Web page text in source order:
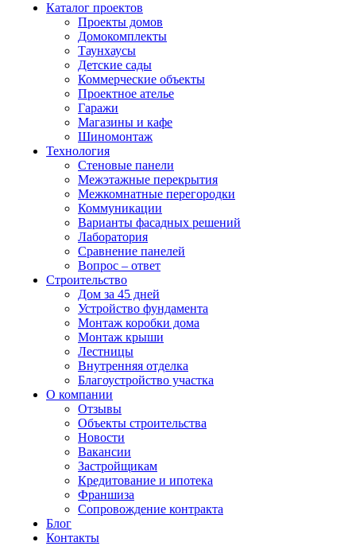
Каталог проектов
Проекты домов
Домокомплекты
Таунхаусы
Детские сады
Коммерческие объекты
Проектное ателье
Гаражи
Магазины и кафе
Шиномонтаж
Технология
Стеновые панели
Межэтажные перекрытия
Межкомнатные перегородки
Коммуникации
Варианты фасадных решений
Лаборатория
Сравнение панелей
Вопрос – ответ
Строительство
Дом за 45 дней
Устройство фундамента
Монтаж коробки дома
Монтаж крыши
Лестницы
Внутренняя отделка
Благоустройство участка
О компании
Отзывы
Объекты строительства
Новости
Вакансии
Застройщикам
Кредитование и ипотека
Франшиза
Сопровождение контракта
Блог
Контакты